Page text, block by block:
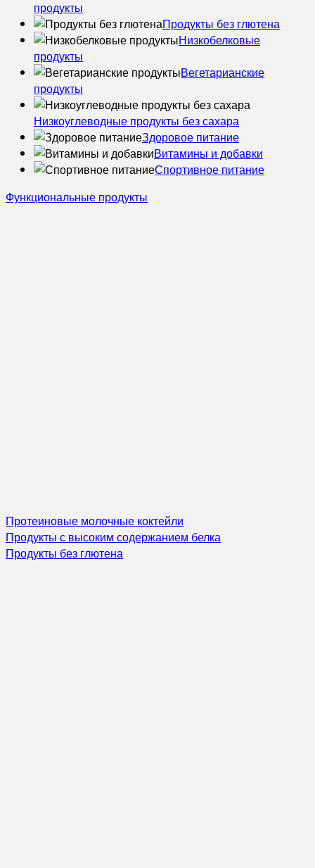
продукты
Продукты без глютена
Низкобелковые
продукты
Вегетарианские
продукты
Низкоуглеводные продукты без сахара
Здоровое питание
Витамины и добавки
Спортивное питание
Функциональные продукты
Протеиновые молочные коктейли
Продукты с высоким содержанием белка
Продукты без глютена